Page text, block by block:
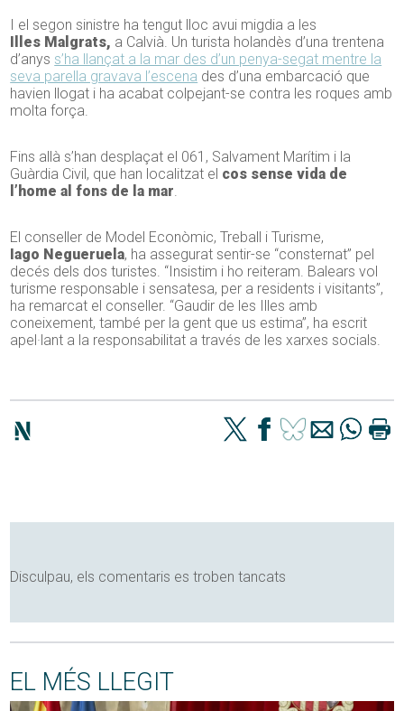
I el segon sinistre ha tengut lloc avui migdia a les
Illes Malgrats, a Calvià. Un turista holandès d’una trentena
d’anys s’ha llançat a la mar des d’un penya-segat mentre la
seva parella gravava l’escena des d’una embarcació que
havien llogat i ha acabat colpejant-se contra les roques amb
molta força.
Fins allà s’han desplaçat el 061, Salvament Marítim i la
Guàrdia Civil, que han localitzat el cos sense vida de
l’home al fons de la mar.
El conseller de Model Econòmic, Treball i Turisme,
Iago Negueruela, ha assegurat sentir-se “consternat” pel
decés dels dos turistes. “Insistim i ho reiteram. Balears vol
turisme responsable i sensatesa, per a residents i visitants”,
ha remarcat el conseller. “Gaudir de les Illes amb
coneixement, també per la gent que us estima”, ha escrit
apel·lant a la responsabilitat a través de les xarxes socials.
Disculpau, els comentaris es troben tancats
EL MÉS LLEGIT